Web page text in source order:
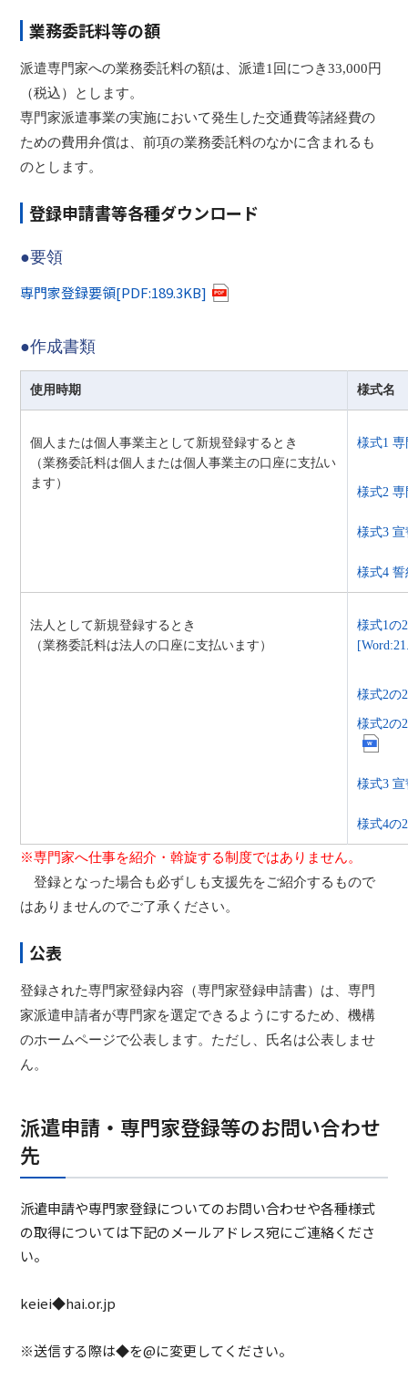
業務委託料等の額
派遣専門家への業務委託料の額は、派遣1回につき33,000円
（税込）とします。
専門家派遣事業の実施において発生した交通費等諸経費の
ための費用弁償は、前項の業務委託料のなかに含まれるも
のとします。
登録申請書等各種ダウンロード
●要領
専門家登録要領[PDF:189.3KB]
●作成書類
使用時期 様式名
個人または個人事業主として新規登録するとき
（業務委託料は個人または個人事業主の口座に支払い
ます）
様式1
様式2
様式3
様式4
法人として新規登録するとき
（業務委託料は法人の口座に支払います）
様式1の
様式2の
様式2の
様式3
様式4の
※専門家へ仕事を紹介・斡旋する制度ではありません。
登録となった場合も必ずしも支援先をご紹介するもので
はありませんのでご了承ください。
公表
登録された専門家登録内容（専門家登録申請書）は、専門
家派遣申請者が専門家を選定できるようにするため、機構
のホームページで公表します。ただし、氏名は公表しませ
ん。
派遣申請・専門家登録等のお問い合わせ
先
派遣申請や専門家登録についてのお問い合わせや各種様式
の取得については下記のメールアドレス宛にご連絡くださ
い。
keiei◆hai.or.jp
※送信する際は◆を@に変更してください。